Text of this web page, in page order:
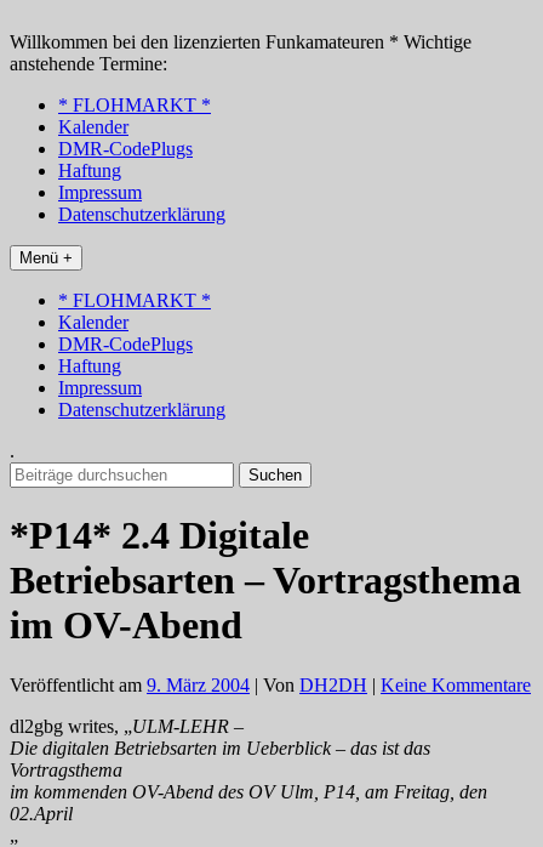
Inhalt
springen
Willkommen bei den lizenzierten Funkamateuren * Wichtige
anstehende Termine:
* FLOHMARKT *
Kalender
DMR-CodePlugs
Haftung
Impressum
Datenschutzerklärung
Menü +
* FLOHMARKT *
Kalender
DMR-CodePlugs
Haftung
Impressum
Datenschutzerklärung
.
Suchen
nach:
*P14* 2.4 Digitale
Betriebsarten – Vortragsthema
im OV-Abend
Veröffentlicht am 9. März 2004 | Von DH2DH | Keine Kommentare
dl2gbg writes, „ULM-LEHR –
Die digitalen Betriebsarten im Ueberblick – das ist das
Vortragsthema
im kommenden OV-Abend des OV Ulm, P14, am Freitag, den
02.April
„